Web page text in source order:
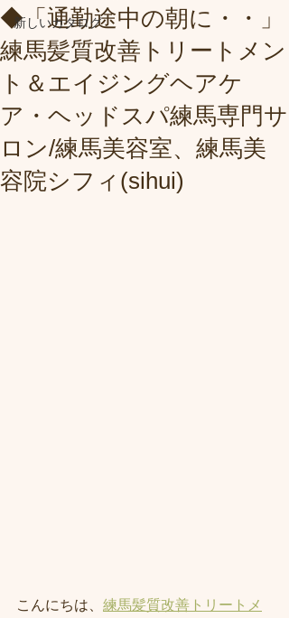
新しいカタログ
◆「通勤途中の朝に・・」
練馬髪質改善トリートメン
ト＆エイジングヘアケ
ア・ヘッドスパ練馬専門サ
ロン/練馬美容室、練馬美
容院シフィ(sihui)
こんにちは、 練馬髪質改善トリートメ